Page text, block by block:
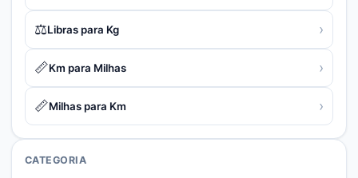
⚖️Libras para Kg ›
📏Km para Milhas ›
📏Milhas para Km ›
CATEGORIA